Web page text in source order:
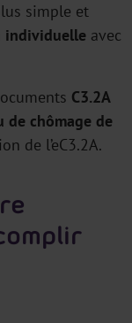
simple et
individuelle avec
C3.2A
de chômage de
de l’eC3.2A.